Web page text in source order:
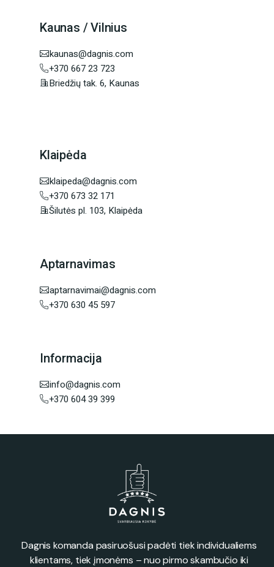
Kaunas / Vilnius
kaunas@dagnis.com
+370 667 23 723
Briedžių tak. 6, Kaunas
Klaipėda
klaipeda@dagnis.com
+370 673 32 171
Šilutės pl. 103, Klaipėda
Aptarnavimas
aptarnavimai@dagnis.com
+370 630 45 597
Informacija
info@dagnis.com
+370 604 39 399
Dagnis komanda pasiruošusi padėti tiek individualiems
klientams, tiek įmonėms – nuo pirmo skambučio iki